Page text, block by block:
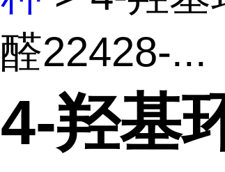
醛22428-...
4-羟基